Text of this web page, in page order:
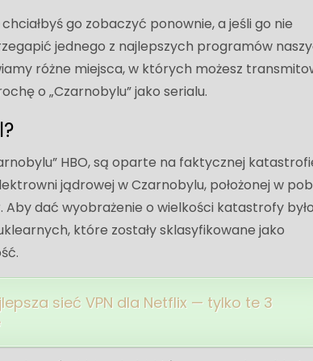
go zobaczyć ponownie, a jeśli go nie
jednego z najlepszych programów
różne miejsca, w których możesz
o „Czarnobylu” jako serialu.
HBO, są oparte na faktycznej
jądrowej w Czarnobylu, położonej w
Aby dać wyobrażenie o wielkości katastrofy
które zostały sklasyfikowane jako
sieć VPN dla Netflix — tylko te 3